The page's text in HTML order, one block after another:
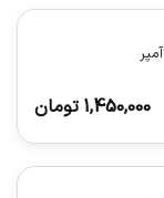
1,450,000 تومان